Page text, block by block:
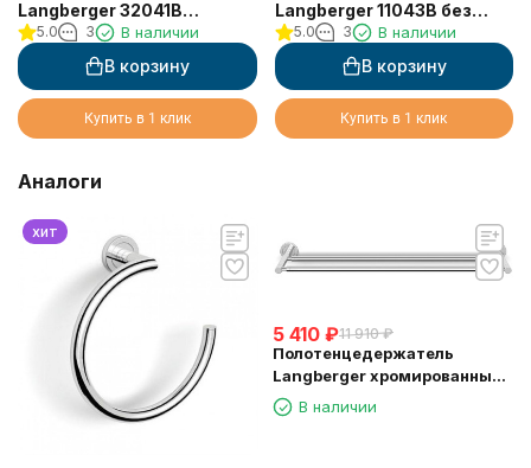
Langberger 32041B
двойной со стеклянной
полкой
5.0 3 В наличии
В корзину
Купить в 1 клик
Langberger 11043B без
крышки выдвижной
5.0 3 В наличии
В корзину
Купить в 1 клик
Аналоги
хит
5 410 ₽11 910 ₽
Полотенцедержатель
Langberger хромированный
к стене двойной 60 см
11002A
В наличии